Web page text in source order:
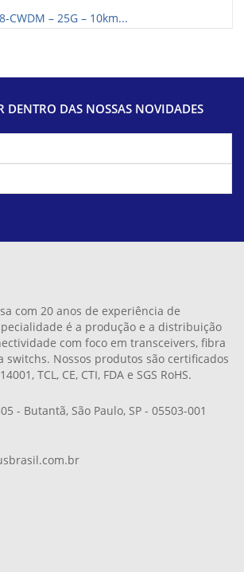
CWDM – 25G – 10km...
DENTRO DAS NOSSAS NOVIDADES
com 20 anos de experiência de
é a produção e a distribuição
com foco em transceivers, fibra
switchs. Nossos produtos são certificados
TCL, CE, CTI, FDA e SGS RoHS.
- Butantã, São Paulo, SP - 05503-001